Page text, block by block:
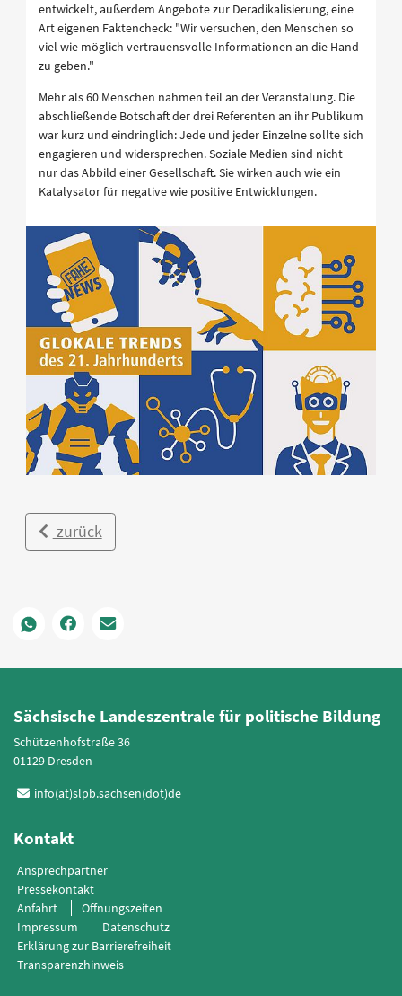
entwickelt, außerdem Angebote zur Deradikalisierung, eine
Art eigenen Faktencheck: "Wir versuchen, den Menschen so
viel wie möglich vertrauensvolle Informationen an die Hand
zu geben."
Mehr als 60 Menschen nahmen teil an der Veranstalung. Die
abschließende Botschaft der drei Referenten an ihr Publikum
war kurz und eindringlich: Jede und jeder Einzelne sollte sich
engagieren und widersprechen. Soziale Medien sind nicht
nur das Abbild einer Gesellschaft. Sie wirken auch wie ein
Katalysator für negative wie positive Entwicklungen.
zurück
Sächsische Landeszentrale für politische Bildung
Schützenhofstraße 36
01129 Dresden
info(at)slpb.sachsen(dot)de
Kontakt
Ansprechpartner
Pressekontakt
Anfahrt
Öffnungszeiten
Impressum
Datenschutz
Erklärung zur Barrierefreiheit
Transparenzhinweis